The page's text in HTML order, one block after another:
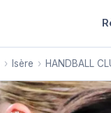
› Isère › HANDBALL